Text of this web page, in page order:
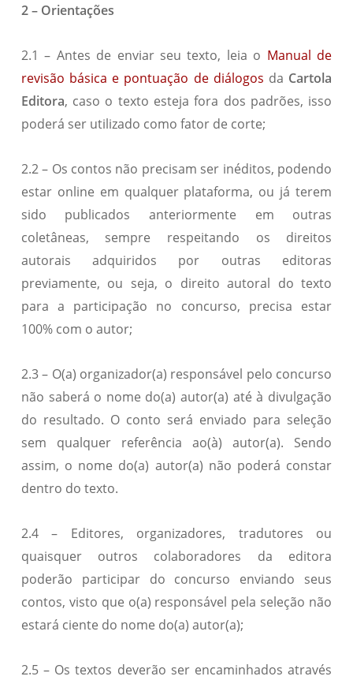
2 – Orientações
2.1 – Antes de enviar seu texto, leia o Manual de
revisão básica e pontuação de diálogos da Cartola
Editora, caso o texto esteja fora dos padrões, isso
poderá ser utilizado como fator de corte;
2.2 – Os contos não precisam ser inéditos, podendo
estar online em qualquer plataforma, ou já terem
sido publicados anteriormente em outras
coletâneas, sempre respeitando os direitos
autorais adquiridos por outras editoras
previamente, ou seja, o direito autoral do texto
para a participação no concurso, precisa estar
100% com o autor;
2.3 – O(a) organizador(a) responsável pelo concurso
não saberá o nome do(a) autor(a) até à divulgação
do resultado. O conto será enviado para seleção
sem qualquer referência ao(à) autor(a). Sendo
assim, o nome do(a) autor(a) não poderá constar
dentro do texto.
2.4 – Editores, organizadores, tradutores ou
quaisquer outros colaboradores da editora
poderão participar do concurso enviando seus
contos, visto que o(a) responsável pela seleção não
estará ciente do nome do(a) autor(a);
2.5 – Os textos deverão ser encaminhados através